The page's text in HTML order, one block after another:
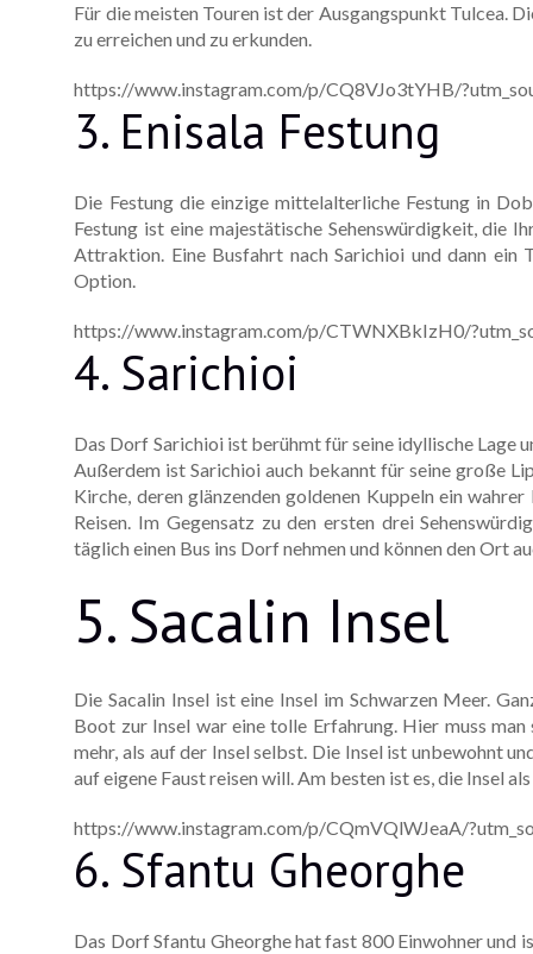
Für die meisten Touren ist der Ausgangspunkt Tulcea.
zu erreichen und zu erkunden.
https://www.instagram.com/p/CQ8VJo3tYHB/
3. Enisala Festung
Die Festung die einzige mittelalterliche Festung in
Festung ist eine majestätische Sehenswürdigkeit, die
Attraktion. Eine Busfahrt nach Sarichioi und dann ein
Option.
https://www.instagram.com/p/CTWNXBkIzH0/
4. Sarichioi
Das Dorf Sarichioi ist berühmt für seine idyllische Lage
Außerdem ist Sarichioi auch bekannt für seine große
Kirche, deren glänzenden goldenen Kuppeln ein
Reisen. Im Gegensatz zu den ersten drei
täglich einen Bus ins Dorf nehmen und können den Ort
5. Sacalin Insel
Die Sacalin Insel ist eine Insel im Schwarzen Meer.
Boot zur Insel war eine tolle Erfahrung. Hier muss
mehr, als auf der Insel selbst. Die Insel ist unbewohnt
auf eigene Faust reisen will. Am besten ist es, die Insel
https://www.instagram.com/p/CQmVQlWJeaA/
6. Sfantu Gheorghe
Das Dorf Sfantu Gheorghe hat fast 800 Einwohner und